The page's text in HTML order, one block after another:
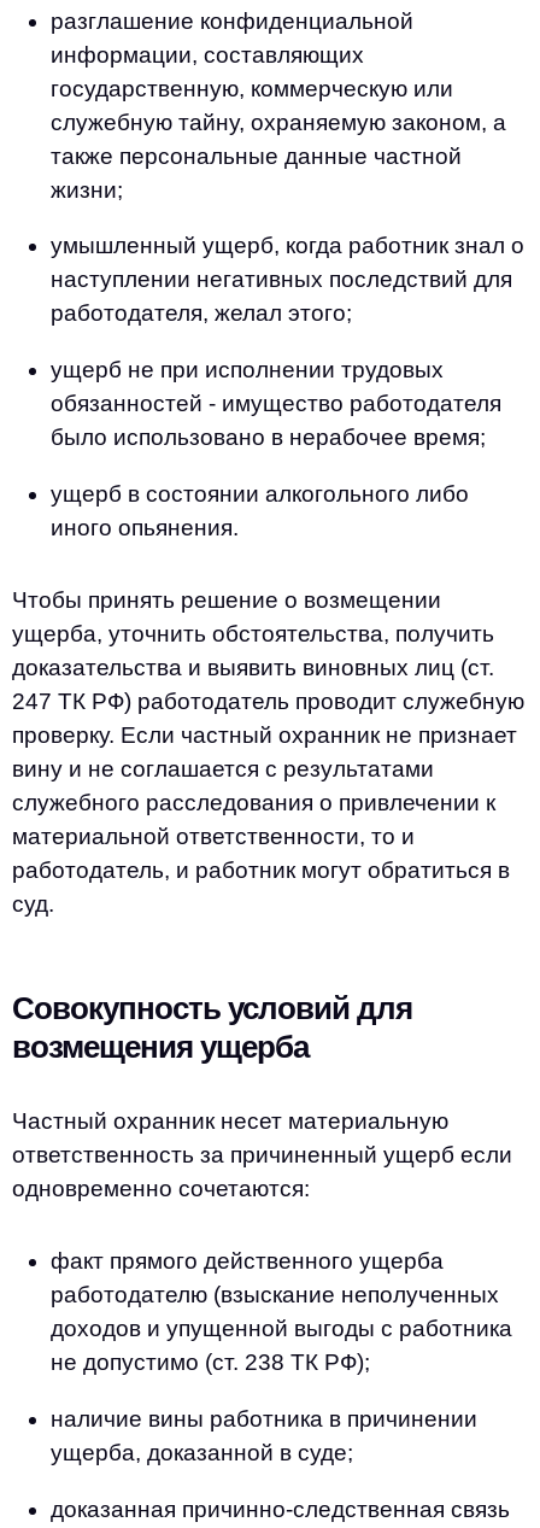
разглашение конфиденциальной
информации, составляющих
государственную, коммерческую или
служебную тайну, охраняемую законом, а
также персональные данные частной
жизни;
умышленный ущерб, когда работник знал о
наступлении негативных последствий для
работодателя, желал этого;
ущерб не при исполнении трудовых
обязанностей - имущество работодателя
было использовано в нерабочее время;
ущерб в состоянии алкогольного либо
иного опьянения.
Чтобы принять решение о возмещении
ущерба, уточнить обстоятельства, получить
доказательства и выявить виновных лиц (ст.
247 ТК РФ) работодатель проводит служебную
проверку. Если частный охранник не признает
вину и не соглашается с результатами
служебного расследования о привлечении к
материальной ответственности, то и
работодатель, и работник могут обратиться в
суд.
Совокупность условий для
возмещения ущерба
Частный охранник несет материальную
ответственность за причиненный ущерб если
одновременно сочетаются:
факт прямого действенного ущерба
работодателю (взыскание неполученных
доходов и упущенной выгоды с работника
не допустимо (ст. 238 ТК РФ);
наличие вины работника в причинении
ущерба, доказанной в суде;
доказанная причинно-следственная связь